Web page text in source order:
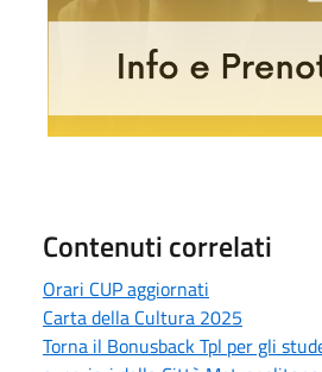
Contenuti correlati
Orari CUP aggiornati
Carta della Cultura 2025
Torna il Bonusback Tpl per gli